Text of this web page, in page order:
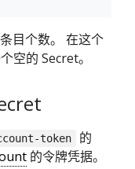
目个数。 在这个
空的 Secret。
token
的
的令牌凭据。